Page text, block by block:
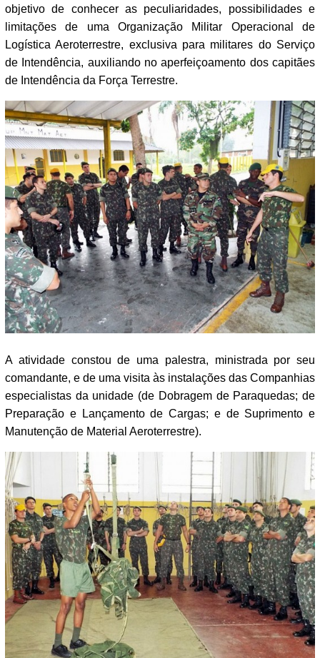
objetivo de conhecer as peculiaridades, possibilidades e
limitações de uma Organização Militar Operacional de
Logística Aeroterrestre, exclusiva para militares do Serviço
de Intendência, auxiliando no aperfeiçoamento dos capitães
de Intendência da Força Terrestre.
A atividade constou de uma palestra, ministrada por seu
comandante, e de uma visita às instalações das Companhias
especialistas da unidade (de Dobragem de Paraquedas; de
Preparação e Lançamento de Cargas; e de Suprimento e
Manutenção de Material Aeroterrestre).